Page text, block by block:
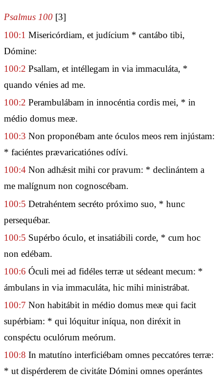
Psalmus 100 [3]
100:1 Misericórdiam, et judícium * cantábo tibi,
Dómine:
100:2 Psallam, et intéllegam in via immaculáta, *
quando vénies ad me.
100:2 Perambulábam in innocéntia cordis mei, * in
médio domus meæ.
100:3 Non proponébam ante óculos meos rem injústam:
* faciéntes prævaricatiónes odívi.
100:4 Non adhǽsit mihi cor pravum: * declinántem a
me malígnum non cognoscébam.
100:5 Detrahéntem secréto próximo suo, * hunc
persequébar.
100:5 Supérbo óculo, et insatiábili corde, * cum hoc
non edébam.
100:6 Óculi mei ad fidéles terræ ut sédeant mecum: *
ámbulans in via immaculáta, hic mihi ministrábat.
100:7 Non habitábit in médio domus meæ qui facit
supérbiam: * qui lóquitur iníqua, non diréxit in
conspéctu oculórum meórum.
100:8 In matutíno interficiébam omnes peccatóres terræ:
* ut dispérderem de civitáte Dómini omnes operántes